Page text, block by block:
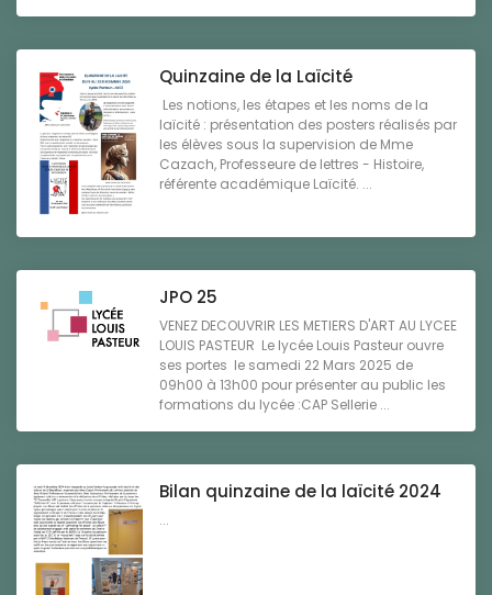
Quinzaine de la Laïcité
Les notions, les étapes et les noms de la
laïcité : présentation des posters réalisés par
les élèves sous la supervision de Mme
Cazach, Professeure de lettres - Histoire,
référente académique Laïcité. ...
JPO 25
VENEZ DECOUVRIR LES METIERS D'ART AU LYCEE
LOUIS PASTEUR Le lycée Louis Pasteur ouvre
ses portes le samedi 22 Mars 2025 de
09h00 à 13h00 pour présenter au public les
formations du lycée :CAP Sellerie ...
Bilan quinzaine de la laïcité 2024
...